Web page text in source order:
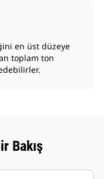
en üst düzeye
toplam ton
Bakış